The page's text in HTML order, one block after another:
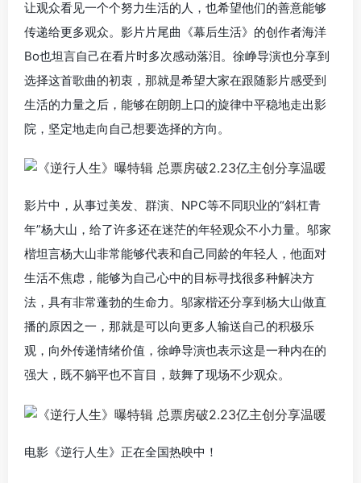
让观众看见一个个努力生活的人，也希望他们的善意能够
传递给更多观众。 影片片尾曲《幕后生活》的创作者海洋
Bo也坦言自己在看片时多次感动落泪。 徐峥导演也分享到
选择这首歌曲的初衷，那就是希望大家在跟随影片感受到
生活的力量之后，能够在朗朗上口的旋律中平稳地走出影
院，坚定地走向自己想要选择的方向。
影片中，从事过美发、群演、NPC等不同职业的“斜杠青
年”杨大山，给了许多还在迷茫的年轻观众不小力量。邬家
楷坦言杨大山非常能够代表和自己同龄的年轻人，他面对
生活不焦虑，能够为自己心中的目标寻找很多种解决方
法，具有非常蓬勃的生命力。 邬家楷还分享到杨大山做直
播的原因之一，那就是可以向更多人输送自己的积极乐
观，向外传递情绪价值，徐峥导演也表示这是一种内在的
强大，既不躺平也不盲目，鼓舞了现场不少观众。
电影《逆行人生》正在全国热映中！